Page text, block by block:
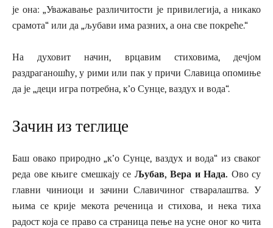
је она: „Уважавање различитости је привилегија, а никако
срамота“ или да „љубави има разних, а она све покреће.“
На духовит начин, врцавим стиховима, дечјом
раздраганошћу, у рими или пак у причи Славица опомиње
да је „деци игра потребна, к’о Сунце, ваздух и вода“.
Зачин из теглице
Баш овако природно „к’о Сунце, ваздух и вода“ из сваког
реда ове књиге смешкају се Љубав, Вера и Нада. Ово су
главни чиниоци и зачини Славичиног стваралаштва. У
њима се крије мекота реченица и стихова, и нека тиха
радост која се право са страница пење на усне оног ко чита